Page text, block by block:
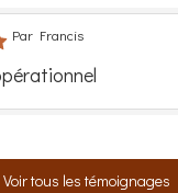
Par Francis
Voir tous les témoignages